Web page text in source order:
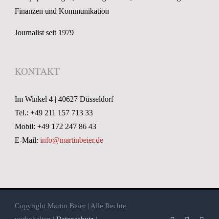
Finanzen und Kommunikation
Journalist seit 1979
KONTAKT
Im Winkel 4 | 40627 Düsseldorf
Tel.: +49 211 157 713 33
Mobil: +49 172 247 86 43
E-Mail: info@martinbeier.de
Copyright Martin Beier | Alle Rechte